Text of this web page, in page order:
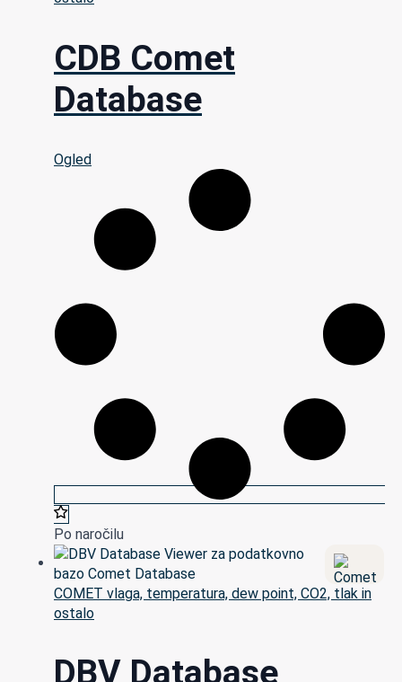
CDB Comet
Database
Ogled
Po naročilu
COMET vlaga, temperatura, dew point, CO2, tlak in
ostalo
DBV Database